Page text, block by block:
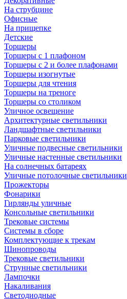
На струбцине
Офисные
На прищепке
Детские
Торшеры
Торшеры с 1 плафоном
Торшеры с 2 и более плафонами
Торшеры изогнутые
Торшеры для чтения
Торшеры на треноге
Торшеры со столиком
Уличное освещение
Архитектурные светильники
Ландшафтные светильники
Парковые светильники
Уличные подвесные светильники
Уличные настенные светильники
На солнечных батареях
Уличные потолочные светильники
Прожекторы
Фонарики
Гирлянды уличные
Консольные светильники
Трековые системы
Системы в сборе
Комплектующие к трекам
Шинопроводы
Трековые светильники
Струнные светильники
Лампочки
Накаливания
Светодиодные